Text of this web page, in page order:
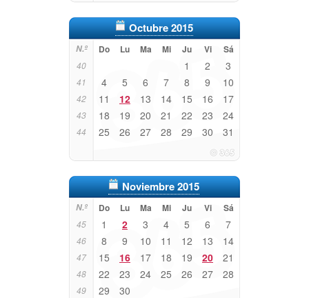
Octubre 2015
N.º Do Lu Ma Mi Ju Vi Sá
40 1 2 3
41 4 5 6 7 8 9 10
42 11 12 13 14 15 16 17
43 18 19 20 21 22 23 24
44 25 26 27 28 29 30 31
Noviembre 2015
N.º Do Lu Ma Mi Ju Vi Sá
45 1 2 3 4 5 6 7
46 8 9 10 11 12 13 14
47 15 16 17 18 19 20 21
48 22 23 24 25 26 27 28
49 29 30